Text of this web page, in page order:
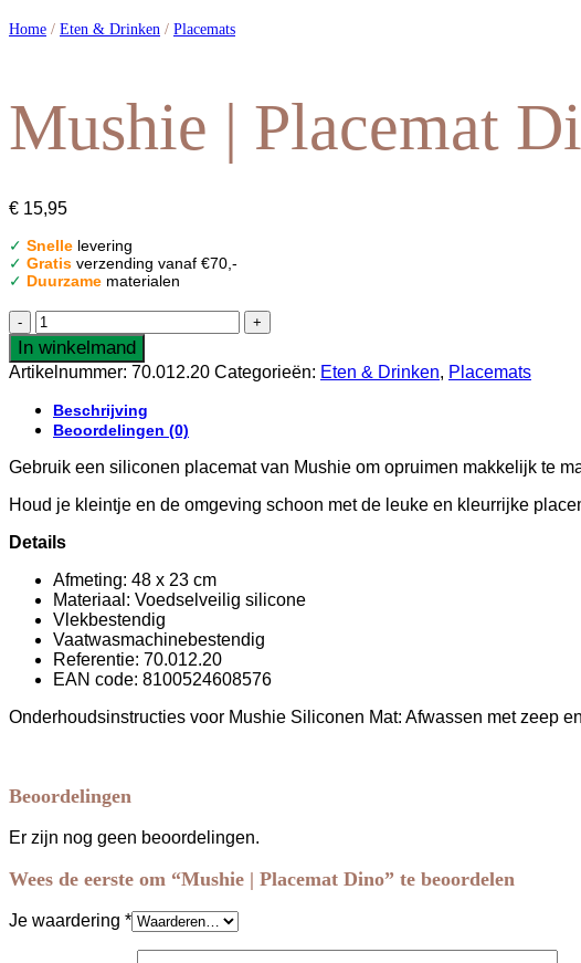
Home / Eten & Drinken / Placemats
Mushie | Placemat
€ 15,95
✓ Snelle levering
✓ Gratis verzending vanaf €70,-
✓ Duurzame materialen
Mushie
|
Placemat
Dino
In winkelmand
Artikelnummer: 70.012.20 Categorieën: Eten & Drinken, Placemats
Beschrijving
Beoordelingen (0)
Gebruik een siliconen placemat van Mushie om opruimen makkelijk te
Houd je kleintje en de omgeving schoon met de leuke en kleurrijke
Details
Afmeting: 48 x 23 cm
Materiaal: Voedselveilig silicone
Vlekbestendig
Vaatwasmachinebestendig
Referentie: 70.012.20
EAN code: 8100524608576
Onderhoudsinstructies voor Mushie Siliconen Mat: Afwassen met zeep
Beoordelingen
Er zijn nog geen beoordelingen.
Wees de eerste om “Mushie | Placemat Dino” te beoordelen
Je waardering *